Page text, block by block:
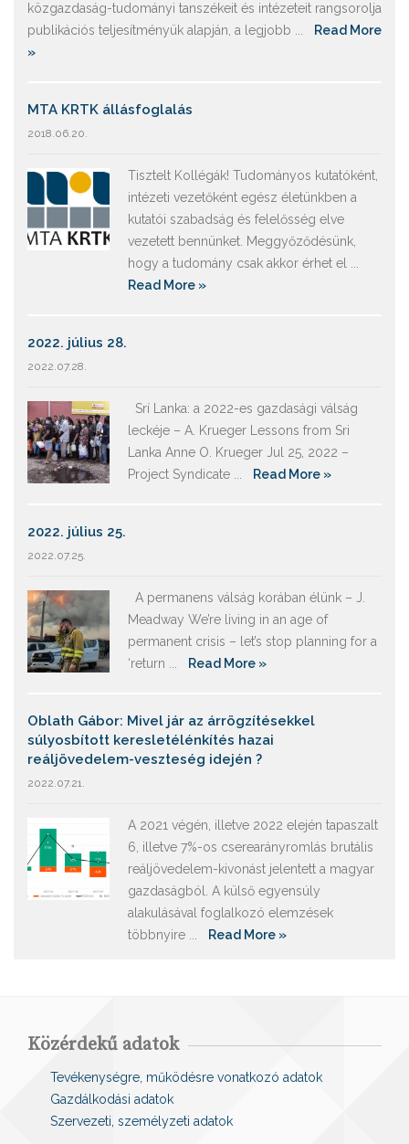
közgazdaság-tudományi tanszékeit és intézeteit rangsorolja
publikációs teljesítményük alapján, a legjobb ...
Read More
»
MTA KRTK állásfoglalás
2018.06.20.
Tisztelt Kollégák! Tudományos kutatóként,
intézeti vezetőként egész életünkben a
kutatói szabadság és felelősség elve
vezetett bennünket. Meggyőződésünk,
hogy a tudomány csak akkor érhet el ...
Read More »
2022. július 28.
2022.07.28.
Srí Lanka: a 2022-es gazdasági válság
leckéje – A. Krueger Lessons from Sri
Lanka Anne O. Krueger Jul 25, 2022 –
Project Syndicate ...
Read More »
2022. július 25.
2022.07.25.
A permanens válság korában élünk – J.
Meadway We’re living in an age of
permanent crisis – let’s stop planning for a
‘return ...
Read More »
Oblath Gábor: Mivel jár az árrögzítésekkel
súlyosbított keresletélénkítés hazai
reáljövedelem-veszteség idején ?
2022.07.21.
A 2021 végén, illetve 2022 elején tapaszalt
6, illetve 7%-os cserearányromlás brutális
reáljövedelem-kivonást jelentett a magyar
gazdaságból. A külső egyensúly
alakulásával foglalkozó elemzések
többnyire ...
Read More »
Közérdekű adatok
Tevékenységre, működésre vonatkozó adatok
Gazdálkodási adatok
Szervezeti, személyzeti adatok